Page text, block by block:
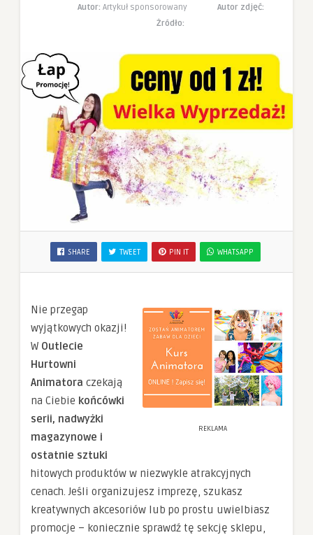
Autor: Artykuł sponsorowany
Autor zdjęć:
Żródło:
SHARE TWEET PIN IT WHATSAPP
REKLAMA
Nie przegap
wyjątkowych okazji!
W Outlecie
Hurtowni
Animatora czekają
na Ciebie końcówki
serii, nadwyżki
magazynowe i
ostatnie sztuki
hitowych produktów w niezwykle atrakcyjnych
cenach. Jeśli organizujesz imprezę, szukasz
kreatywnych akcesoriów lub po prostu uwielbiasz
promocje – koniecznie sprawdź tę sekcję sklepu,